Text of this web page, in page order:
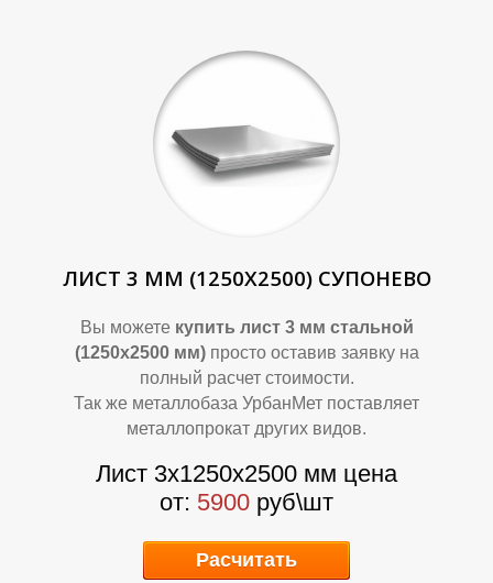
П
ЛИСТ 3 ММ (1250Х2500) СУПОНЕВО
Вы можете купить лист 3 мм стальной
(1250х2500 мм) просто оставив заявку на
полный расчет стоимости.
Так же металлобаза УрбанМет поставляет
металлопрокат других видов.
Лист 3х1250х2500 мм цена
от: 5900 руб\шт
Расчитать
П